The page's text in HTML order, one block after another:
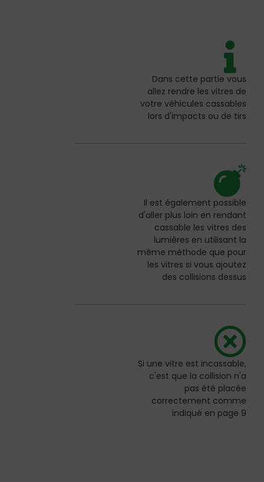
Dans cette partie vous
allez rendre les vitres de
votre véhicules cassables
lors d'impacts ou de tirs
Il est également possible
d'aller plus loin en rendant
cassable les vitres des
lumières en utilisant la
même méthode que pour
les vitres si vous ajoutez
des collisions dessus
Si une vitre est incassable,
c'est que la collision n'a
pas été placée
correctement comme
indiqué en page 9